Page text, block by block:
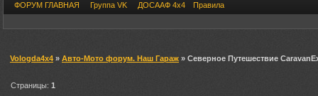
ФОРУМ ГЛАВНАЯ Группа VK ДОСААФ 4х4 Правила
Vologda4x4 » Авто-Мото форум. Наш Гараж » Северное Путешествие
Страницы:1